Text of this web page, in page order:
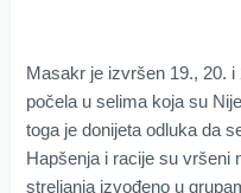
Masakr je izvršen 19., 20.
počela u selima koja su
toga je donijeta odluka da
Hapšenja i racije su vršeni
streljanja izvođeno u